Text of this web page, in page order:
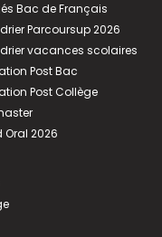
Bac de Français
Parcoursup 2026
vacances scolaires
Post Bac
Post Collège
Oral 2026